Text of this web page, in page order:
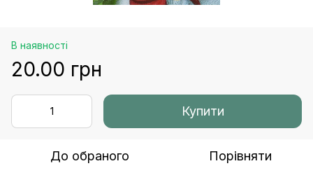
В наявності
20.00 грн
Купити
До обраного Порівняти